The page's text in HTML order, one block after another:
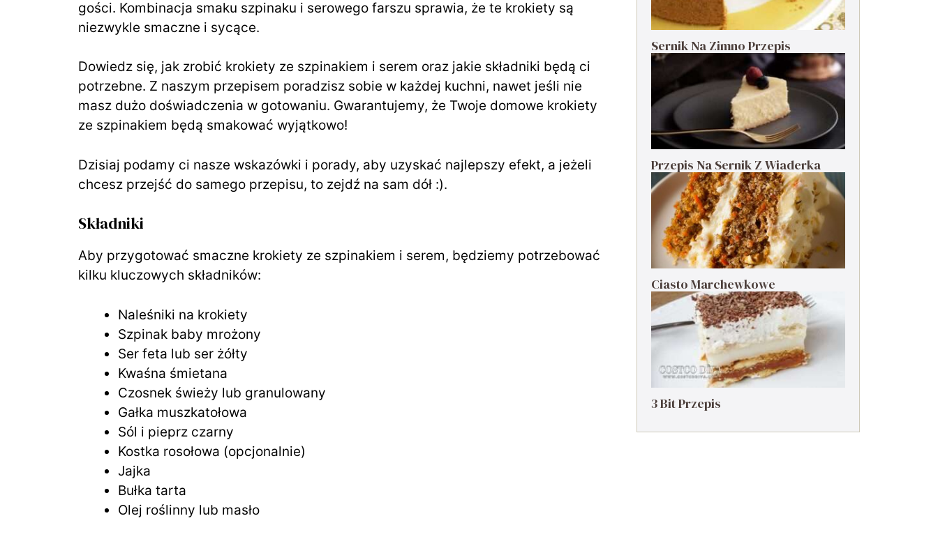
gości. Kombinacja smaku szpinaku i serowego farszu sprawia, że te krokiety są
niezwykle smaczne i sycące.
Dowiedz się, jak zrobić krokiety ze szpinakiem i serem oraz jakie składniki będą ci
potrzebne. Z naszym przepisem poradzisz sobie w każdej kuchni, nawet jeśli nie
masz dużo doświadczenia w gotowaniu. Gwarantujemy, że Twoje domowe krokiety
ze szpinakiem będą smakować wyjątkowo!
Dzisiaj podamy ci nasze wskazówki i porady, aby uzyskać najlepszy efekt, a jeżeli
chcesz przejść do samego przepisu, to zejdź na sam dół :).
Składniki
Aby przygotować smaczne krokiety ze szpinakiem i serem, będziemy potrzebować
kilku kluczowych składników:
Naleśniki na krokiety
Szpinak baby mrożony
Ser feta lub ser żółty
Kwaśna śmietana
Czosnek świeży lub granulowany
Gałka muszkatołowa
Sól i pieprz czarny
Kostka rosołowa (opcjonalnie)
Jajka
Bułka tarta
Olej roślinny lub masło
Sernik Na Zimno Przepis
Przepis Na Sernik Z Wiaderka
Ciasto Marchewkowe
3 Bit Przepis